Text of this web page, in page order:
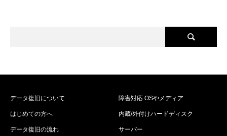
データ復旧について
はじめての方へ
データ復旧の流れ
障害対応 OSやメディア
内蔵/外付けハードディスク
サーバー